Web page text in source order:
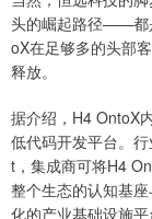
头的崛起路径——都
oX在足够多的头部
释放。
据介绍，H4 OntoX
低代码开发平台。
t，集成商可将H4
整个生态的认知基
化的产业基础设施平